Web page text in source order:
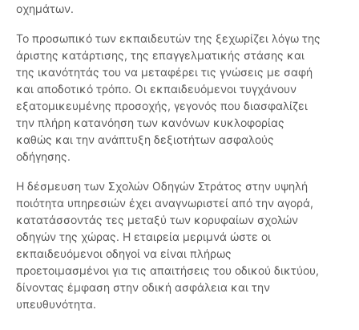
οχημάτων.
Το προσωπικό των εκπαιδευτών της ξεχωρίζει λόγω της
άριστης κατάρτισης, της επαγγελματικής στάσης και
της ικανότητάς του να μεταφέρει τις γνώσεις με σαφή
και αποδοτικό τρόπο. Οι εκπαιδευόμενοι τυγχάνουν
εξατομικευμένης προσοχής, γεγονός που διασφαλίζει
την πλήρη κατανόηση των κανόνων κυκλοφορίας
καθώς και την ανάπτυξη δεξιοτήτων ασφαλούς
οδήγησης.
Η δέσμευση των Σχολών Οδηγών Στράτος στην υψηλή
ποιότητα υπηρεσιών έχει αναγνωριστεί από την αγορά,
κατατάσσοντάς τες μεταξύ των κορυφαίων σχολών
οδηγών της χώρας. Η εταιρεία μεριμνά ώστε οι
εκπαιδευόμενοι οδηγοί να είναι πλήρως
προετοιμασμένοι για τις απαιτήσεις του οδικού δικτύου,
δίνοντας έμφαση στην οδική ασφάλεια και την
υπευθυνότητα.